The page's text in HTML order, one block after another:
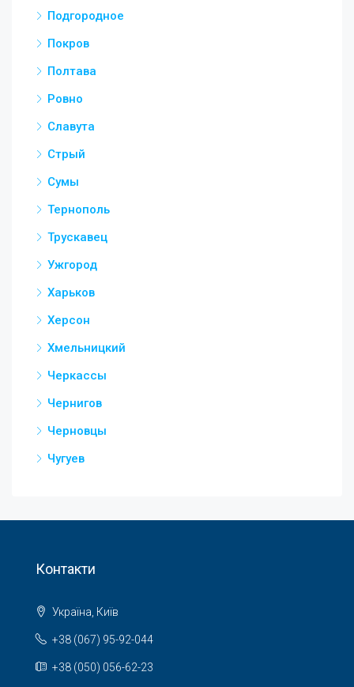
Подгородное
Покров
Полтава
Ровно
Славута
Стрый
Сумы
Тернополь
Трускавец
Ужгород
Харьков
Херсон
Хмельницкий
Черкассы
Чернигов
Черновцы
Чугуев
Контакти
Україна, Київ
+38 (067) 95-92-044
+38 (050) 056-62-23